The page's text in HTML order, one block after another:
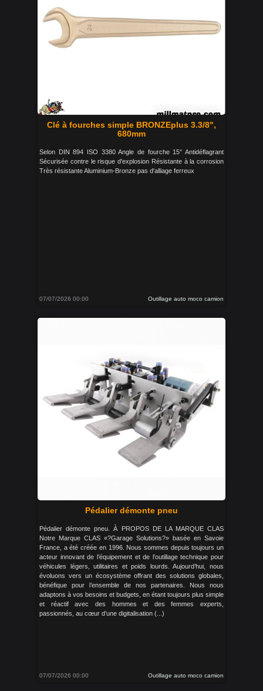
Clé à fourches simple BRONZEplus 3.3/8",
680mm
Selon DIN 894 ISO 3380 Angle de fourche 15° Antidéflagrant
Sécurisée contre le risque d'explosion Résistante à la corrosion
Très résistante Aluminium-Bronze pas d'alliage ferreux
07/07/2026 00:00 Outillage auto moco camion
Pédalier démonte pneu
Pédalier démonte pneu. À PROPOS DE LA MARQUE CLAS
Notre Marque CLAS «?Garage Solutions?» basée en Savoie
France, a été créée en 1996. Nous sommes depuis toujours un
acteur innovant de l’équipement et de l’outillage technique pour
véhicules légers, utilitaires et poids lourds. Aujourd’hui, nous
évoluons vers un écosystème offrant des solutions globales,
bénéfique pour l’ensemble de nos partenaires. Nous nous
adaptons à vos besoins et budgets, en étant toujours plus simple
et réactif avec des hommes et des femmes experts,
passionnés, au cœur d’une digitalisation (...)
07/07/2026 00:00 Outillage auto moco camion